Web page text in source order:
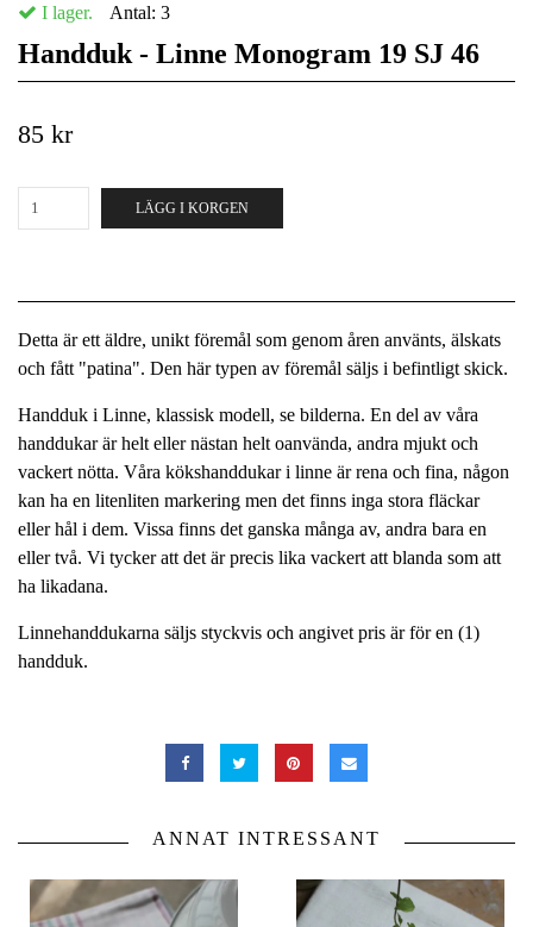
I lager. Antal: 3
Handduk - Linne Monogram 19 SJ 46
85 kr
LÄGG I KORGEN
Detta är ett äldre, unikt föremål som genom åren använts, älskats
och fått "patina". Den här typen av föremål säljs i befintligt skick.
Handduk i Linne, klassisk modell, se bilderna. En del av våra
handdukar är helt eller nästan helt oanvända, andra mjukt och
vackert nötta. Våra kökshanddukar i linne är rena och fina, någon
kan ha en litenliten markering men det finns inga stora fläckar
eller hål i dem. Vissa finns det ganska många av, andra bara en
eller två. Vi tycker att det är precis lika vackert att blanda som att
ha likadana.
Linnehanddukarna säljs styckvis och angivet pris är för en (1)
handduk.
ANNAT INTRESSANT